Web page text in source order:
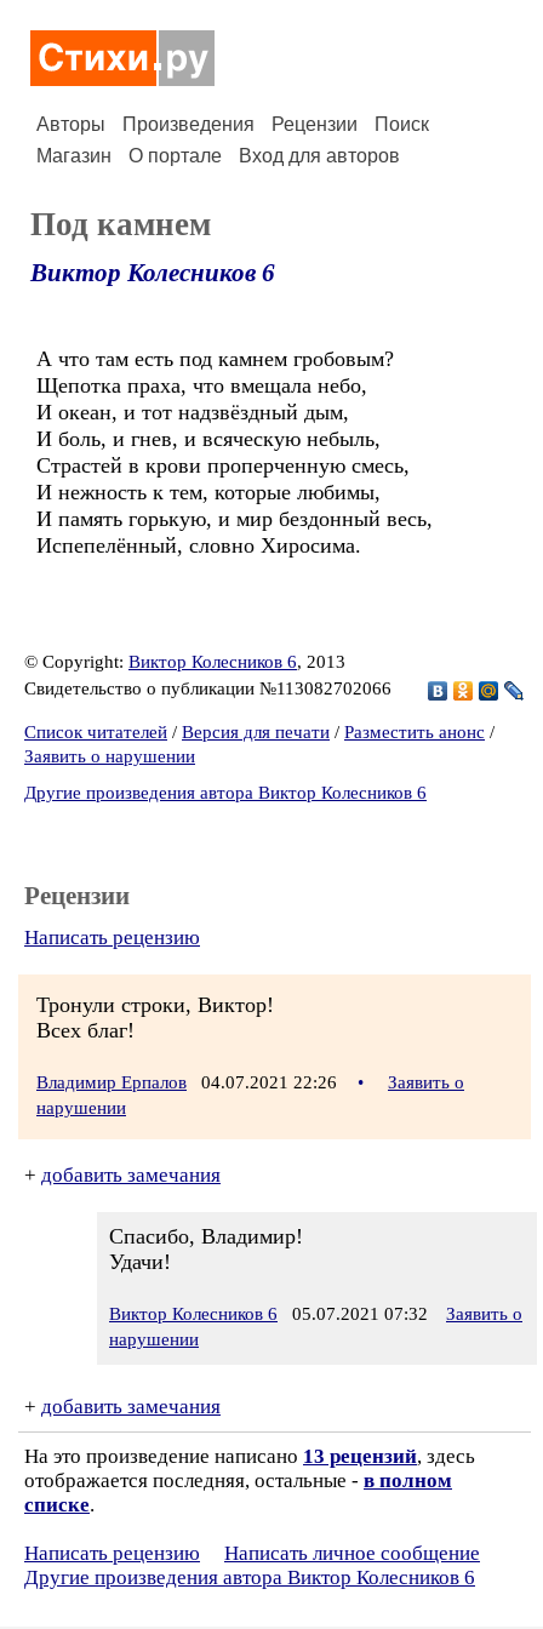
Авторы Произведения Рецензии
Поиск
Магазин
О портале Вход для авторов
Под камнем
Виктор Колесников 6
А что там есть под камнем гробовым?
Щепотка праха, что вмещала небо,
И океан, и тот надзвёздный дым,
И боль, и гнев, и всяческую небыль,
Страстей в крови проперченную смесь,
И нежность к тем, которые любимы,
И память горькую, и мир бездонный весь,
Испепелённый, словно Хиросима.
© Copyright: Виктор Колесников 6, 2013
Свидетельство о публикации №113082702066
Список читателей / Версия для печати / Разместить анонс /
Заявить о нарушении
Другие произведения автора Виктор Колесников 6
Рецензии
Написать рецензию
Тронули строки, Виктор!
Всех благ!
Владимир Ерпалов 04.07.2021 22:26 •
Заявить о
нарушении
+ добавить замечания
Спасибо, Владимир!
Удачи!
Виктор Колесников 6 05.07.2021 07:32
Заявить о
нарушении
+ добавить замечания
На это произведение написано 13 рецензий, здесь
отображается последняя, остальные - в полном
списке.
Написать рецензию
Написать личное сообщение
Другие произведения автора Виктор Колесников 6